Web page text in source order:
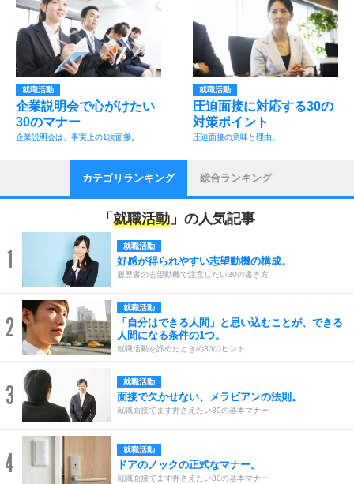
就職活動
企業説明会で心がけたい
30のマナー
企業説明会は、事実上の1次面接。
就職活動
圧迫面接に対応する30の
対策ポイント
圧迫面接の意味と理由。
カテゴリランキング 総合ランキング
「 就職活動 」の人気記事
1 就職活動
好感が得られやすい志望動機の構成。
履歴書の志望動機で注意したい30の書き方
2
就職活動
「自分はできる人間」と思い込むことが、できる
人間になる条件の1つ。
就職活動を諦めたときの30のヒント
3 就職活動
面接で欠かせない、メラビアンの法則。
就職面接でまず押さえたい30の基本マナー
4 就職活動
ドアのノックの正式なマナー。
就職面接でまず押さえたい30の基本マナー